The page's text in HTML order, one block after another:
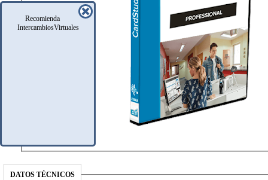
Recomienda
IntercambiosVirtuales
DATOS TÉCNICOS